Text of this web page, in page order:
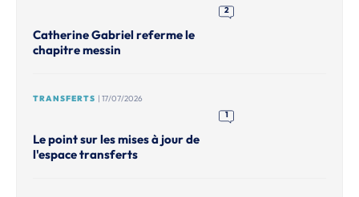
2
Catherine Gabriel referme le
chapitre messin
TRANSFERTS | 17/07/2026
1
Le point sur les mises à jour de
l'espace transferts